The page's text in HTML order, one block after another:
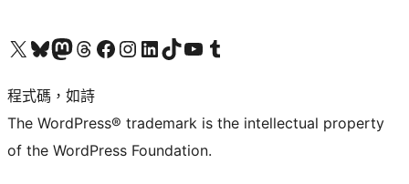
查看我們的 X (之前的 Twitter) 帳號造訪我們的 Bluesky 帳號造訪我們的 Mastodon 帳號造訪我們的 Threads 帳號 造訪我們的 Facebook 粉絲專頁Visit our Instagram account
Visit our LinkedIn account
造訪我們的 TikTok 帳號Visit our YouTube channel
造訪我們的 Tumblr 帳號
程式碼，如詩
The WordPress® trademark is the intellectual property
of the WordPress Foundation.